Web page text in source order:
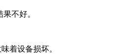
不好。
着设备损坏。